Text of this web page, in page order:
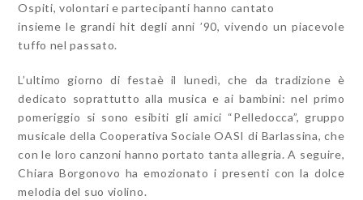
Ospiti, volontari e partecipanti hanno cantato
insieme le grandi hit degli anni ’90, vivendo un piacevole
tuffo nel passato.
L’ultimo giorno di festaè il lunedì, che da tradizione è
dedicato soprattutto alla musica e ai bambini: nel primo
pomeriggio si sono esibiti gli amici “Pelledocca”, gruppo
musicale della Cooperativa Sociale OASI di Barlassina, che
con le loro canzoni hanno portato tanta allegria. A seguire,
Chiara Borgonovo ha emozionato i presenti con la dolce
melodia del suo violino.